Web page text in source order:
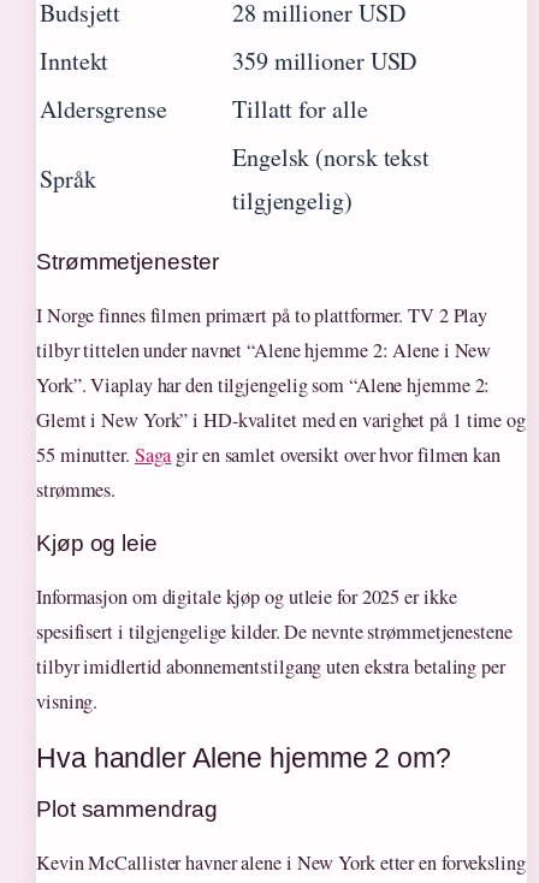
Budsjett
28 millioner USD
Inntekt
359 millioner USD
Aldersgrense
Tillatt for alle
Språk
Engelsk (norsk tekst
tilgjengelig)
Strømmetjenester
I Norge finnes filmen primært på to plattformer. TV 2 Play
tilbyr tittelen under navnet “Alene hjemme 2: Alene i New
York”. Viaplay har den tilgjengelig som “Alene hjemme 2:
Glemt i New York” i HD-kvalitet med en varighet på 1 time og
55 minutter. Saga gir en samlet oversikt over hvor filmen kan
strømmes.
Kjøp og leie
Informasjon om digitale kjøp og utleie for 2025 er ikke
spesifisert i tilgjengelige kilder. De nevnte strømmetjenestene
tilbyr imidlertid abonnementstilgang uten ekstra betaling per
visning.
Hva handler Alene hjemme 2 om?
Plot sammendrag
Kevin McCallister havner alene i New York etter en forveksling